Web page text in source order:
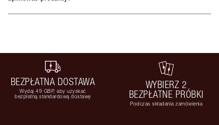
BEZPŁATNA DOSTAWA
Wydaj 49 GBP, aby uzyskać
bezpłatną standardową dostawę
WYBIERZ 2
BEZPŁATNE PRÓBKI
Podczas składania zamówienia